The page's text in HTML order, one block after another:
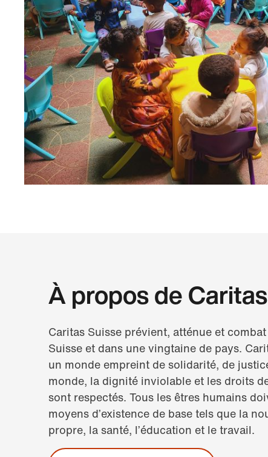
À propos de
Caritas Suisse prévient, atténue et
Suisse et dans une vingtaine de pays.
un monde empreint de solidarité, de
monde, la dignité inviolable et les droits
sont respectés. Tous les êtres humains
moyens d’existence de base tels que la
propre, la santé, l’éducation et le travail.